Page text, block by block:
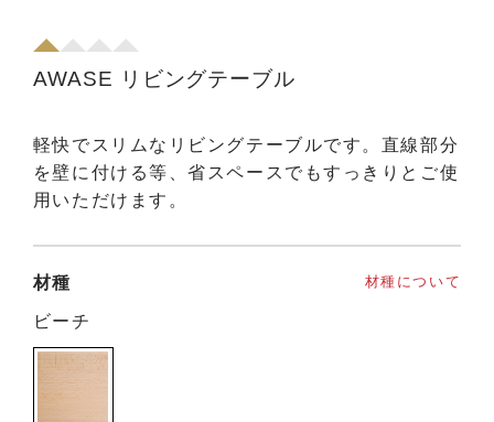
AWASE リビングテーブル
軽快でスリムなリビングテーブルです。直線部分
を壁に付ける等、省スペースでもすっきりとご使
用いただけます。
材種 材種について
ビーチ